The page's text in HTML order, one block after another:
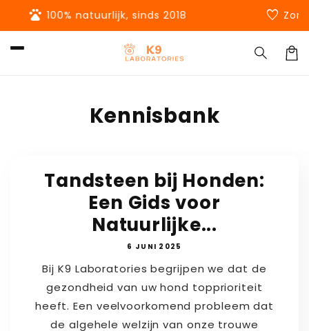
naar de
content
favorite Zonder vulstoffen of kunstmatige
Kennisbank
Tandsteen bij Honden:
Een Gids voor
Natuurlijke...
6 JUNI 2025
Bij K9 Laboratories begrijpen we dat de
gezondheid van uw hond topprioriteit
heeft. Een veelvoorkomend probleem dat
de algehele welzijn van onze trouwe